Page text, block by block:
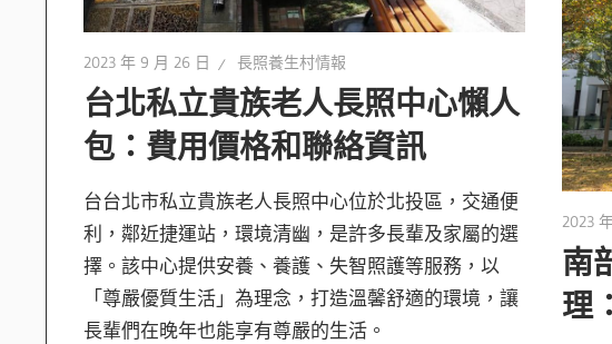
2023 年 9 月 26 日 長照養生村情報
台北私立貴族老人長照中心懶人
包：費用價格和聯絡資訊
台台北市私立貴族老人長照中心位於北投區，交通便
利，鄰近捷運站，環境清幽，是許多長輩及家屬的選
擇。該中心提供安養、養護、失智照護等服務，以
「尊嚴優質生活」為理念，打造溫馨舒適的環境，讓
長輩們在晚年也能享有尊嚴的生活。
2023
南
理